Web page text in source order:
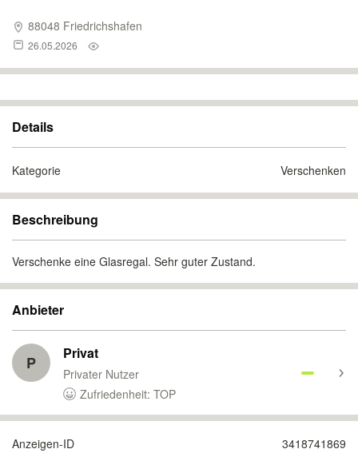
88048 Friedrichshafen
26.05.2026
Details
Kategorie Verschenken
Beschreibung
Verschenke eine Glasregal. Sehr guter Zustand.
Anbieter
P Privat
Privater Nutzer
Zufriedenheit: TOP
Anzeigen-ID 3418741869